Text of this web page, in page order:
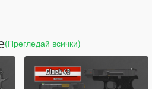
(Прегледай всички)